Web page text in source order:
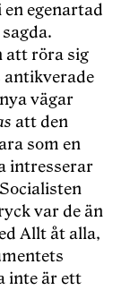
egenartad
att röra sig
antikverade
vägar
att den
som en
intresserar
var de än
Allt åt alla,
inte är ett